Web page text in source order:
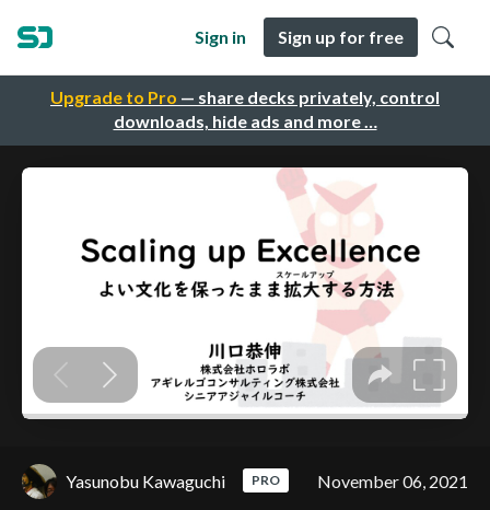
Upgrade to Pro — share decks privately, control
downloads, hide ads and more …
Sign in Sign up for free
Yasunobu Kawaguchi PRO November 06, 2021